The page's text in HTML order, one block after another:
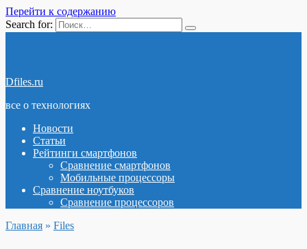
Перейти к содержанию
Search for:
Dfiles.ru
все о технологиях
Новости
Статьи
Рейтинги смартфонов
Сравнение смартфонов
Мобильные процессоры
Сравнение ноутбуков
Сравнение процессоров
Главная » Files